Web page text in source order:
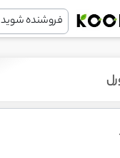
فروشنده شوید